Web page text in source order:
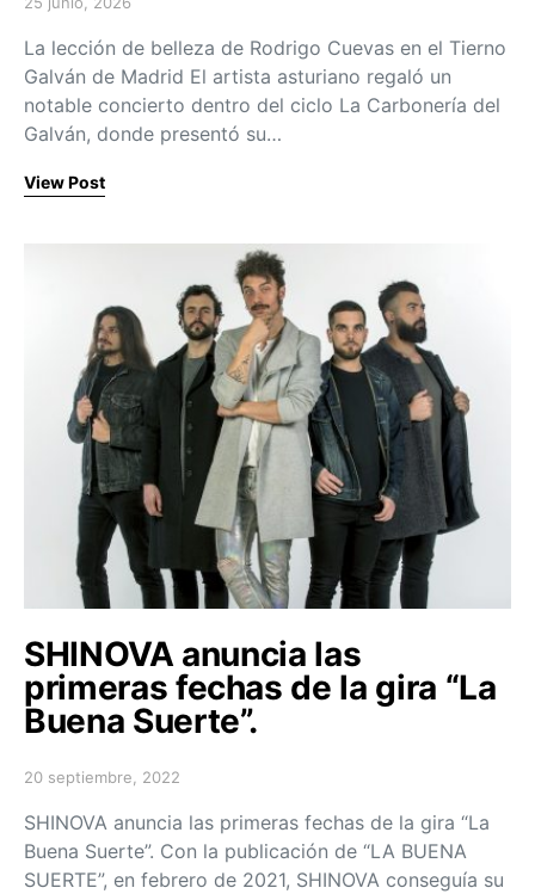
Posted on
La lección de belleza de Rodrigo Cuevas en el Tierno
Galván de Madrid El artista asturiano regaló un
notable concierto dentro del ciclo La Carbonería del
Galván, donde presentó su…
View Post
SHINOVA anuncia las
primeras fechas de la gira “La
Buena Suerte”.
Posted on
20 septiembre, 2022
SHINOVA anuncia las primeras fechas de la gira “La
Buena Suerte”. Con la publicación de “LA BUENA
SUERTE”, en febrero de 2021, SHINOVA conseguía su